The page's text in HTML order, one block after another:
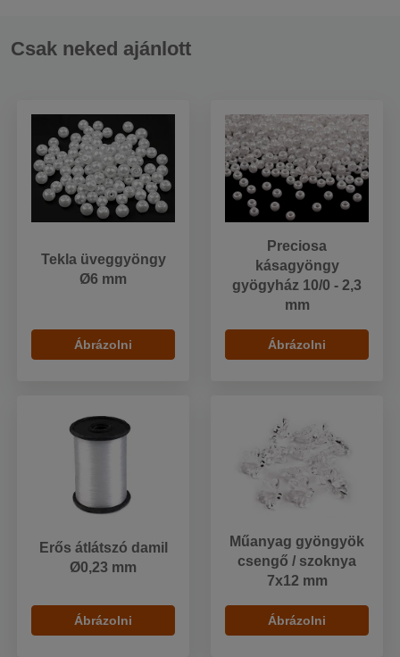
Csak neked ajánlott
Tekla üveggyöngy
Ø6 mm
Ábrázolni
Preciosa
kásagyöngy
gyögyház 10/0 - 2,3
mm
Ábrázolni
Erős átlátszó damil
Ø0,23 mm
Ábrázolni
Műanyag gyöngyök
csengő / szoknya
7x12 mm
Ábrázolni